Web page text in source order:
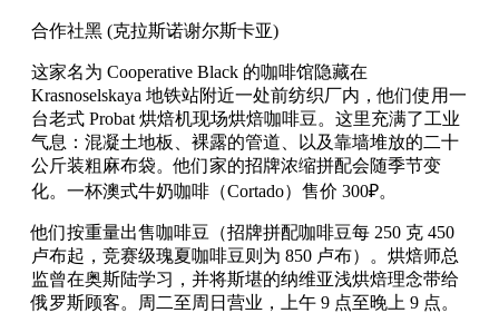
合作社黑 (克拉斯诺谢尔斯卡亚)
这家名为 Cooperative Black 的咖啡馆隐藏在
Krasnoselskaya 地铁站附近一处前纺织厂内，他们使用一
台老式 Probat 烘焙机现场烘焙咖啡豆。这里充满了工业
气息：混凝土地板、裸露的管道、以及靠墙堆放的二十
公斤装粗麻布袋。他们家的招牌浓缩拼配会随季节变
化。一杯澳式牛奶咖啡（Cortado）售价 300₽。
他们按重量出售咖啡豆（招牌拼配咖啡豆每 250 克 450
卢布起，竞赛级瑰夏咖啡豆则为 850 卢布）。烘焙师总
监曾在奥斯陆学习，并将斯堪的纳维亚浅烘焙理念带给
俄罗斯顾客。周二至周日营业，上午 9 点至晚上 9 点。